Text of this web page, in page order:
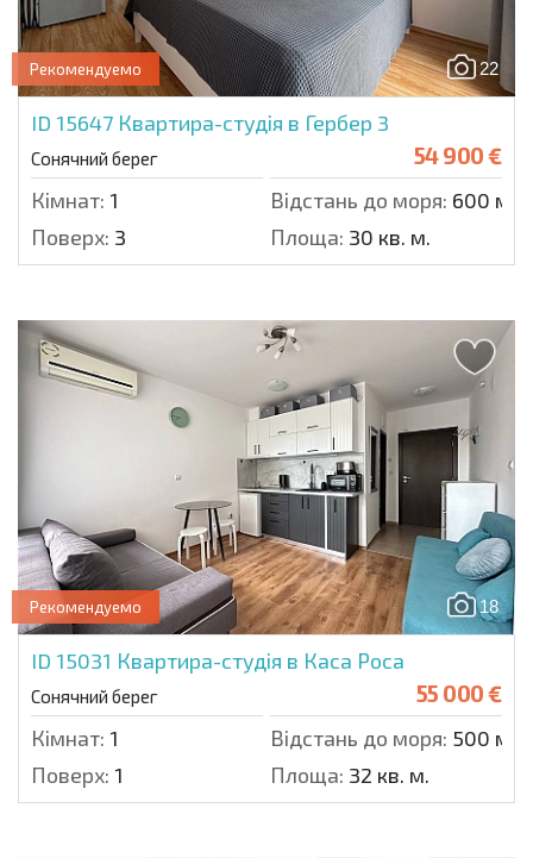
22
Рекомендуемо
ID 15647 Квартира-студія в Гербер 3
Сонячний берег 54 900 €
Кімнат: 1 Відстань до моря: 600 м.
Поверх: 3 Площа: 30 кв. м.
18
Рекомендуемо
ID 15031 Квартира-студія в Каса Роса
Сонячний берег 55 000 €
Кімнат: 1 Відстань до моря: 500 м.
Поверх: 1 Площа: 32 кв. м.